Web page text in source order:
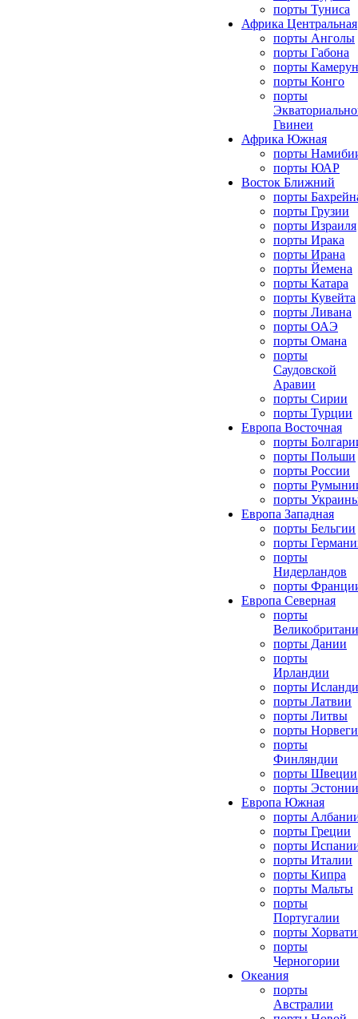
порты Туниса
Африка Центральная
порты Анголы
порты Габона
порты
порты Конго
порты
Гвинеи
Африка Южная
порты
порты ЮАР
Восток Ближний
порты
порты Грузии
порты Израиля
порты Ирака
порты Ирана
порты Йемена
порты Катара
порты Кувейта
порты Ливана
порты ОАЭ
порты Омана
порты
Саудовской
Аравии
порты Сирии
порты Турции
Европа Восточная
порты
порты Польши
порты России
порты
порты
Европа Западная
порты Бельгии
порты
порты
Нидерландов
порты
Европа Северная
порты
порты Дании
порты
Ирландии
порты
порты Латвии
порты Литвы
порты
порты
Финляндии
порты Швеции
порты Эстонии
Европа Южная
порты
порты Греции
порты
порты Италии
порты Кипра
порты Мальты
порты
Португалии
порты
порты
Черногории
Океания
порты
Австралии